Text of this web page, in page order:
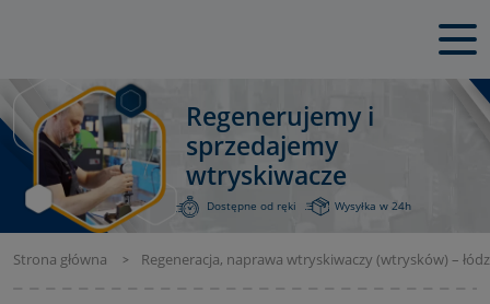
Regenerujemy i
sprzedajemy
wtryskiwacze
Dostępne od ręki Wysyłka w 24h
Strona główna Regeneracja, naprawa wtryskiwaczy (wtrysków) –